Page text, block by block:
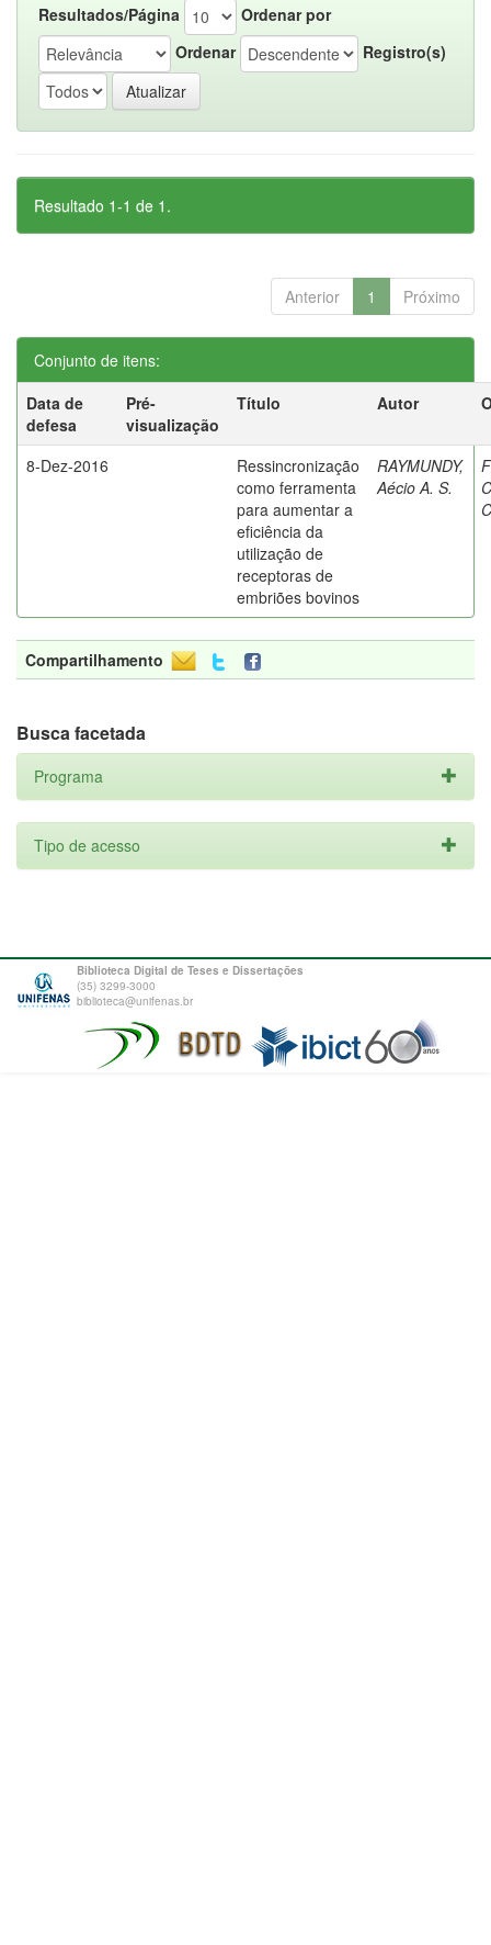
Resultados/Página
Ordenar por
Ordenar
Registro(s)
Resultado 1-1 de 1.
Anterior 1 Próximo
Conjunto de itens:
Data de
defesa
Pré-
visualização
Título Autor
8-Dez-2016
Ressincronização
como ferramenta
para aumentar a
eficiência da
utilização de
receptoras de
embriões bovinos
RAYMUNDY,
Aécio A. S.
Compartilhamento
Busca facetada
Programa
Tipo de acesso
Biblioteca Digital de Teses e Dissertações
(35) 3299-3000
biblioteca@unifenas.br